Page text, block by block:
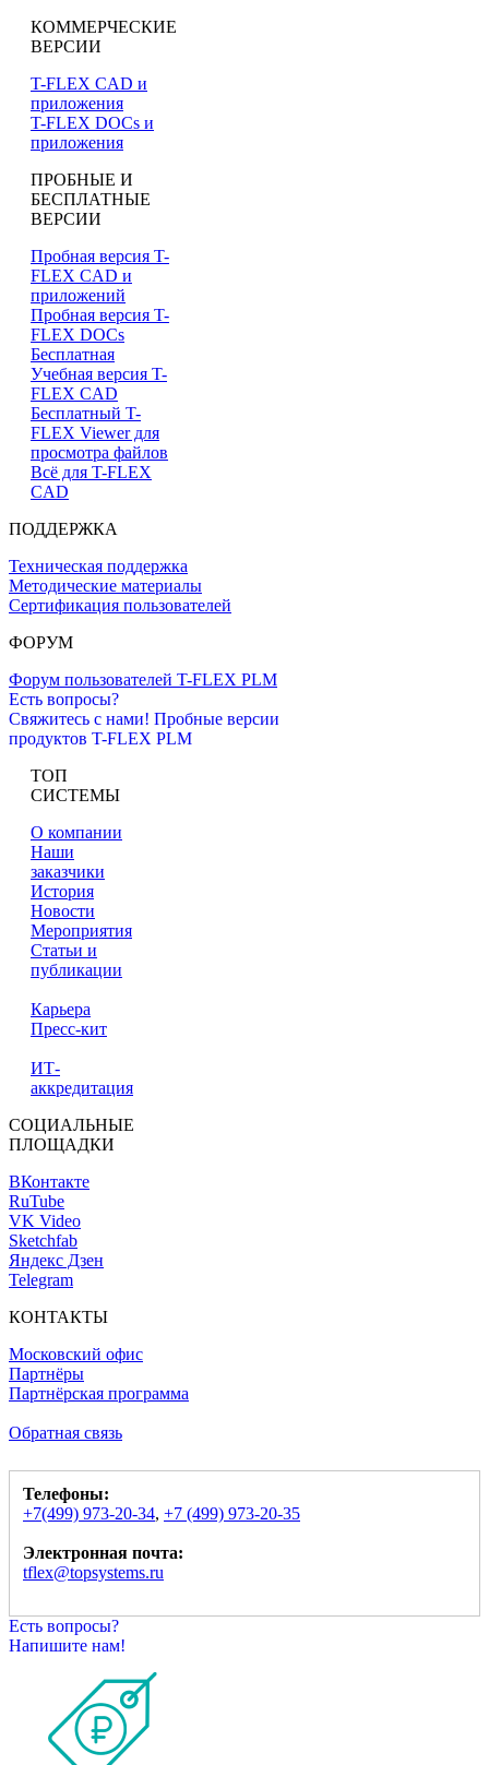
КОММЕРЧЕСКИЕ
ВЕРСИИ
T-FLEX CAD и
приложения
T-FLEX DOCs и
приложения
ПРОБНЫЕ И
БЕСПЛАТНЫЕ
ВЕРСИИ
Пробная версия T-
FLEX CAD и
приложений
Пробная версия T-
FLEX DOCs
Бесплатная
Учебная версия T-
FLEX CAD
Бесплатный T-
FLEX Viewer для
просмотра файлов
Всё для T-FLEX
CAD
ПОДДЕРЖКА
Техническая поддержка
Методические материалы
Сертификация пользователей
ФОРУМ
Форум пользователей T-FLEX PLM
Есть вопросы?
Свяжитесь с нами! Пробные версии
продуктов T-FLEX PLM
ТОП
СИСТЕМЫ
О компании
Наши
заказчики
История
Новости
Мероприятия
Статьи и
публикации
Карьера
Пресс-кит
ИТ-
аккредитация
СОЦИАЛЬНЫЕ
ПЛОЩАДКИ
ВКонтакте
RuTube
VK Video
Sketchfab
Яндекс Дзен
Telegram
КОНТАКТЫ
Московский офис
Партнёры
Партнёрская программа
Обратная связь
Телефоны:
+7(499) 973-20-34, +7 (499) 973-20-35
Электронная почта:
tflex@topsystems.ru
Есть вопросы?
Напишите нам!